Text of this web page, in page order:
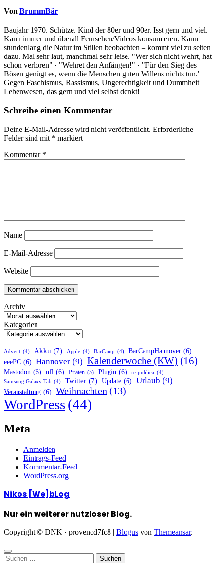
Von BrummBär
Baujahr 1970. Schütze. Kind der 80er und 90er. Isst gern und viel.
Kann immer und überall Fernsehen/Videos konsumieren. Kann
stundenlang die Natur im Stillen beobachten – kommt viel zu selten
dazu. Mal sehr laut, manchmal sehr leise. "Wer sich nicht wehrt, hat
schon verloren" · "Wehret den Anfängen!" · "Für den Sieg des
Bösen genügt es, wenn die Menschen guten Willens nichts tun."
Gegen Faschismus, Rassismus, Ungerechtigkeit und Dummheit.
Lebenwesen, das gern und viel selbst denkt!
Schreibe einen Kommentar
Deine E-Mail-Adresse wird nicht veröffentlicht. Erforderliche
Felder sind mit * markiert
Kommentar *
Name
E-Mail-Adresse
Website
Archiv
Kategorien
Advent (4) Akku (7) Apple (4) BarCamp (4) BarCampHannover (6)
eeePC (6) Hannover (9) Kalenderwoche (KW) (16)
Mastodon (6) nfl (6) Piraten (5) Plugin (6) re-publica (4)
Samsung Galaxy Tab (4) Twitter (7) Update (6) Urlaub (9)
Veranstaltung (6) Weihnachten (13)
WordPress(44)
Meta
Anmelden
Eintrags-Feed
Kommentar-Feed
WordPress.org
Nikos [We]bLog
Nur ein weiterer nutzloser Blog.
Copyright © DNK · provencd7fc8 | Blogus von Themeansar.
Suchen